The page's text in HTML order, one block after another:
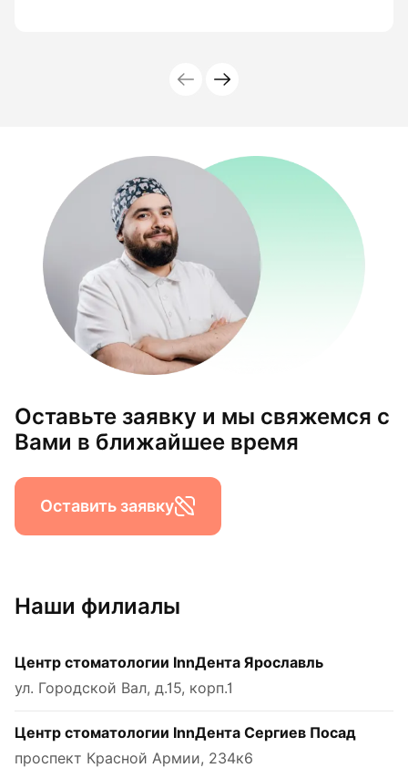
Оставьте заявку и мы свяжемся с
Вами в ближайшее время
Оставить заявку
Наши филиалы
Центр стоматологии InnДента Ярославль
ул. Городской Вал, д.15, корп.1
Центр стоматологии InnДента Сергиев Посад
проспект Красной Армии, 234к6